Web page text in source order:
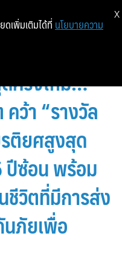
ติยศและ
ครั้งใหม่…
ว้า “รางวัล
ติยศสูงสุด
ปีซ้อน พร้อม
ชีวิตที่มีการส่ง
นภัยเพื่อ
ดเพิ่มเติมได้ที่ นโยบายความ
X